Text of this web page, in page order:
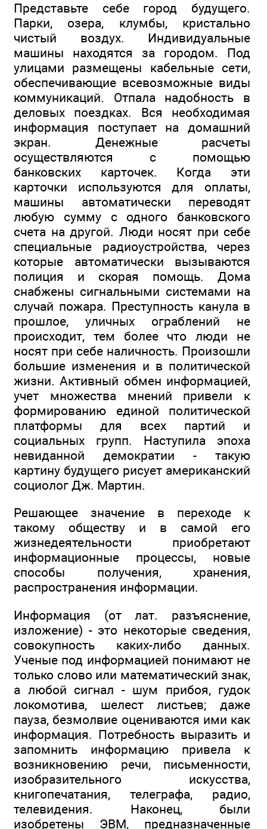
Представьте себе город будущего.
Парки, озера, клумбы, кристально
чистый воздух. Индивидуальные
машины находятся за городом. Под
улицами размещены кабельные сети,
обеспечивающие всевозможные виды
коммуникаций. Отпала надобность в
деловых поездках. Вся необходимая
информация поступает на домашний
экран. Денежные расчеты
осуществляются с помощью
банковских карточек. Когда эти
карточки используются для оплаты,
машины автоматически переводят
любую сумму с одного банковского
счета на другой. Люди носят при себе
специальные радиоустройства, через
которые автоматически вызываются
полиция и скорая помощь. Дома
снабжены сигнальными системами на
случай пожара. Преступность канула в
прошлое, уличных ограблений не
происходит, тем более что люди не
носят при себе наличность. Произошли
большие изменения и в политической
жизни. Активный обмен информацией,
учет множества мнений привели к
формированию единой политической
платформы для всех партий и
социальных групп. Наступила эпоха
невиданной демократии - такую
картину будущего рисует американский
социолог Дж. Мартин.
Решающее значение в переходе к
такому обществу и в самой его
жизнедеятельности приобретают
информационные процессы, новые
способы получения, хранения,
распространения информации.
Информация (от лат. разъяснение,
изложение) - это некоторые сведения,
совокупность каких-либо данных.
Ученые под информацией понимают не
только слово или математический знак,
а любой сигнал - шум прибоя, гудок
локомотива, шелест листьев; даже
пауза, безмолвие оцениваются ими как
информация. Потребность выразить и
запомнить информацию привела к
возникновению речи, письменности,
изобразительного искусства,
книгопечатания, телеграфа, радио,
телевидения. Наконец, были
изобретены ЭВМ, предназначенные